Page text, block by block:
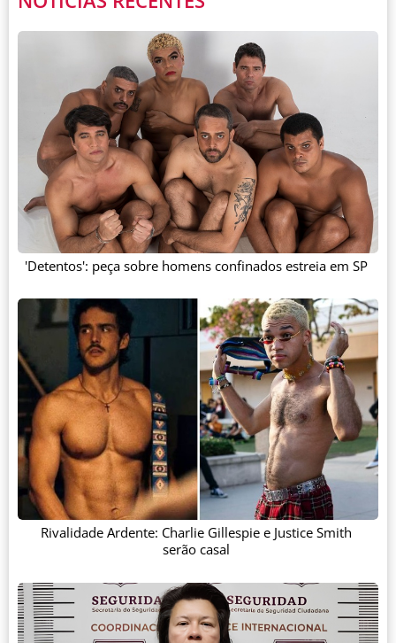
'Detentos': peça sobre homens confinados estreia em SP
Rivalidade Ardente: Charlie Gillespie e Justice Smith
serão casal